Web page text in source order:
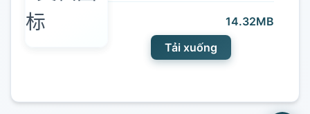
14.32MB
Tải xuống